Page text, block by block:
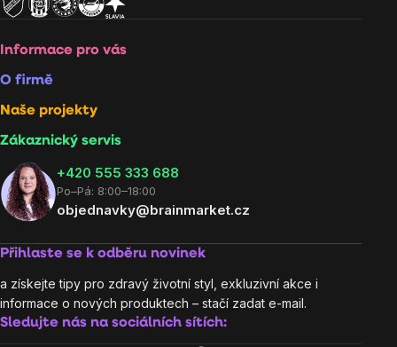
Informace pro vás
O firmě
Naše projekty
Zákaznický servis
‭+420 555 333 688
Po–Pá: 8:00–18:00
objednavky@brainmarket.cz
Přihlaste se k odběru novinek
a získejte tipy pro zdravý životní styl, exkluzivní akce i
informace o nových produktech – stačí zadat e-mail.
Sledujte nás na sociálních sítích: